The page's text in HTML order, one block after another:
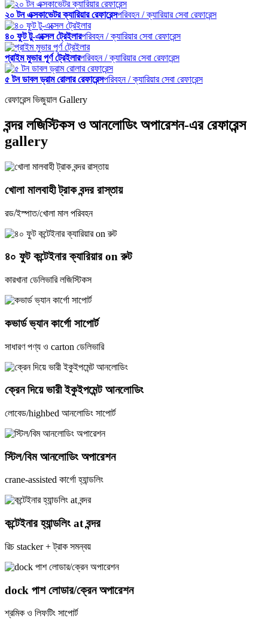
২০ টন এক্সকাভেটর ক্যারিয়ার রেফারেন্সপরিবহন / ক্যারিয়ার সেবা রেফারেন্স
৪০ ফুট টু-এক্সেল ট্রেইলারপরিবহন / ক্যারিয়ার সেবা রেফারেন্স
প্রাইম মুভার পূর্ণ ট্রেইলারপরিবহন / ক্যারিয়ার সেবা রেফারেন্স
৫ টন ডাবল ড্রাম রোলার রেফারেন্সপরিবহন / ক্যারিয়ার সেবা রেফারেন্স
রেফারেন্স ভিজুয়াল Gallery
বন্দর লজিস্টিকস ও আনলোডিং অপারেশন-এর রেফারেন্স
gallery
খোলা মালবাহী ট্রাক বন্দর রাস্তায়
রড/ইস্পাত/খোলা মাল পরিবহন
৪০ ফুট কন্টেইনার ক্যারিয়ার on রুট
কারখানা ডেলিভারি লজিস্টিকস
কভার্ড ভ্যান কার্গো সাপোর্ট
সাধারণ পণ্য ও carton ডেলিভারি
ক্রেন দিয়ে ভারী ইকুইপমেন্ট আনলোডিং
লোবেড/highbed আনলোডিং সাপোর্ট
স্টিল/বিম আনলোডিং অপারেশন
crane-assisted কার্গো হ্যান্ডলিং
কন্টেইনার হ্যান্ডলিং at বন্দর
রিচ stacker + ট্রাক সমন্বয়
dock পাশ লোডার/ক্রেন অপারেশন
শ্রমিক ও লিফটিং সাপোর্ট